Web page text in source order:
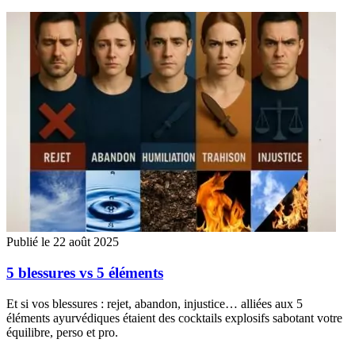
Publié le 22 août 2025
5 blessures vs 5 éléments
Et si vos blessures : rejet, abandon, injustice… alliées aux 5
éléments ayurvédiques étaient des cocktails explosifs sabotant votre
équilibre, perso et pro.